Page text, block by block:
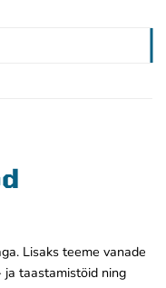
Lisaks teeme vanade
ja taastamistöid ning